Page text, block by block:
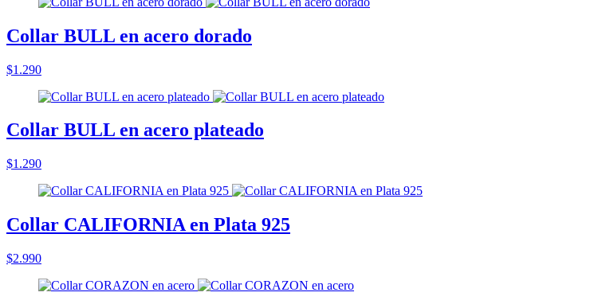
Collar BULL en acero dorado
$1.290
Collar BULL en acero plateado
$1.290
Collar CALIFORNIA en Plata 925
$2.990